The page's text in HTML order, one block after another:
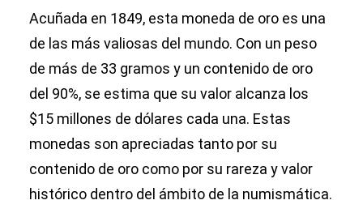
Acuñada en 1849, esta moneda de oro es una
de las más valiosas del mundo. Con un peso
de más de 33 gramos y un contenido de oro
del 90%, se estima que su valor alcanza los
$15 millones de dólares cada una. Estas
monedas son apreciadas tanto por su
contenido de oro como por su rareza y valor
histórico dentro del ámbito de la numismática.